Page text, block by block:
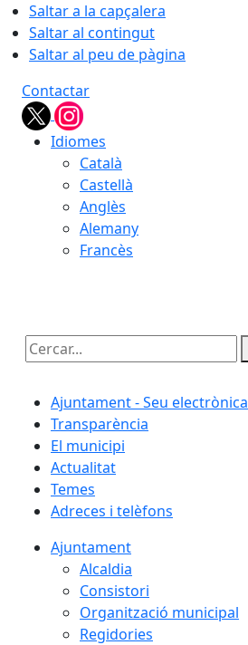
Saltar a la capçalera
Saltar al contingut
Saltar al peu de pàgina
Contactar
Idiomes
Català
Castellà
Anglès
Alemany
Francès
Cercar:
Ajuntament - Seu electrònica
Transparència
El municipi
Actualitat
Temes
Adreces i telèfons
Ajuntament
Alcaldia
Consistori
Organització municipal
Regidories